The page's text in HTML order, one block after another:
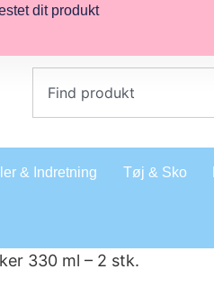
dit produkt
& Indretning Tøj & Sko
330 ml – 2 stk.